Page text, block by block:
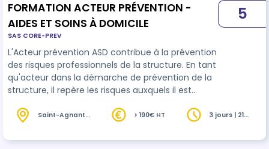
FORMATION ACTEUR PRÉVENTION -
AIDES ET SOINS À DOMICILE
SAS CORE-PREV
L'Acteur prévention ASD contribue à la prévention
des risques professionnels de la structure. En tant
qu'acteur dans la démarche de prévention de la
structure, il repère les risques auxquels il est
domiciles des bénéficiaires et propose des
tâches courantes, l'Acteur prévention ASD
5
Saint-Agnant
> 190€ HT
3 jours | 21